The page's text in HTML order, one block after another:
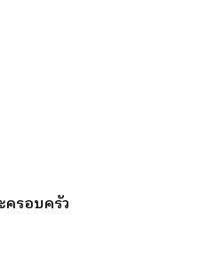
รอบครัว